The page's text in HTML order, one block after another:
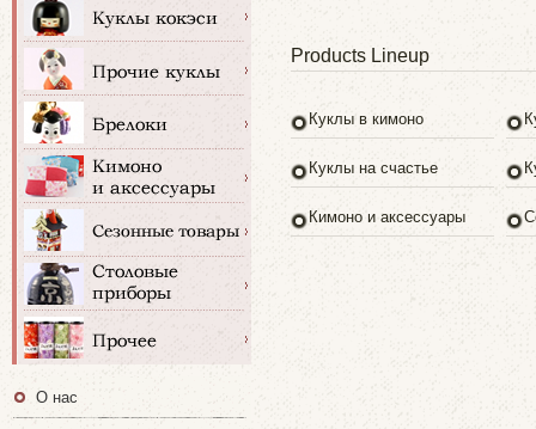
Products Lineup
Куклы в кимоно
Куклы на счастье
Кимоно и аксессуары
О нас